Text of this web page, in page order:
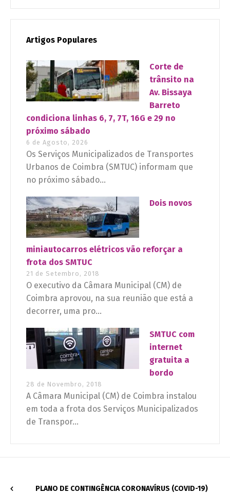
Artigos Populares
Corte de
trânsito na
Av. Bissaya
Barreto
condiciona linhas 6, 7, 7T, 16G e 29 no
próximo sábado
6 de Agosto, 2026
Os Serviços Municipalizados de Transportes
Urbanos de Coimbra (SMTUC) informam que
no próximo sábado...
Dois novos
miniautocarros elétricos vão reforçar a
frota dos SMTUC
21 de Setembro, 2018
O executivo da Câmara Municipal (CM) de
Coimbra aprovou, na sua reunião que está a
decorrer, uma pro...
SMTUC com
internet
gratuita a
bordo
28 de Novembro, 2018
A Câmara Municipal (CM) de Coimbra instalou
em toda a frota dos Serviços Municipalizados
de Transpor...
PLANO DE CONTINGÊNCIA CORONAVÍRUS (COVID-19)